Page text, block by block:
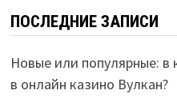
ПОСЛЕДНИЕ ЗАПИСИ
Новые или популярные: в
в онлайн казино Вулкан?